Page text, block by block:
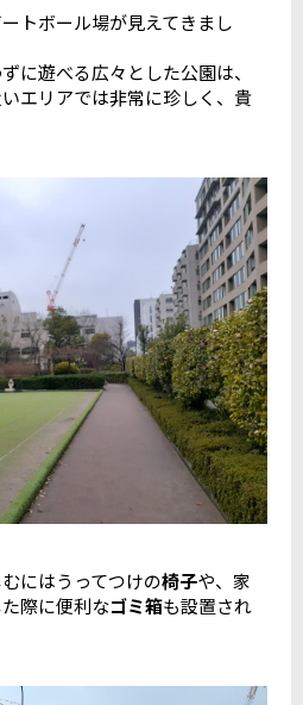
トボール場が見えてきまし
に遊べる広々とした公園は、
エリアでは非常に珍しく、貴
にはうってつけの椅子や、家
際に便利なゴミ箱も設置され